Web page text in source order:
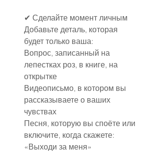
✔ Сделайте момент личным
Добавьте деталь, которая
будет только ваша:
Вопрос, записанный на
лепестках роз, в книге, на
открытке
Видеописьмо, в котором вы
рассказываете о ваших
чувствах
Песня, которую вы споёте или
включите, когда скажете:
«Выходи за меня»